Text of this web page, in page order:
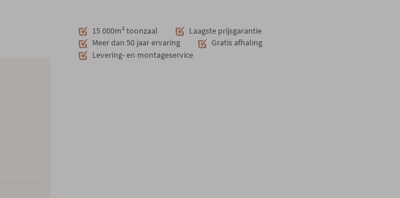
15 000m² toonzaal
Laagste prijsgarantie
Meer dan 50 jaar ervaring
Gratis afhaling
Levering- en montageservice